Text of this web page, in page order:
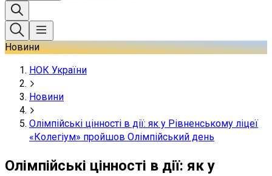
Новини
НОК України
Новини
Олімпійські цінності в дії: як у Рівненському ліцеї
«Колегіум» пройшов Олімпійський день
Олімпійські цінності в дії: як у